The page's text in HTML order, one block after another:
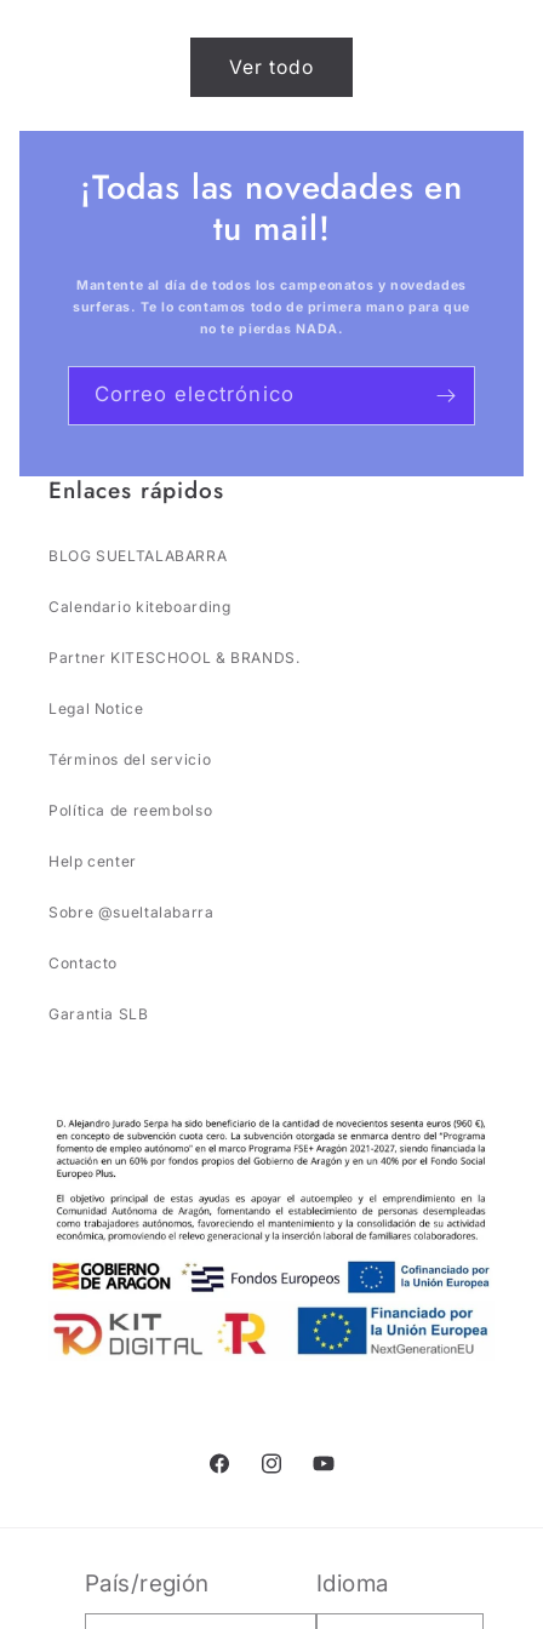
Ver todo
¡Todas las novedades en
tu mail!
Mantente al día de todos los campeonatos y novedades
surferas. Te lo contamos todo de primera mano para que
no te pierdas NADA.
Correo electrónico
Enlaces rápidos
BLOG SUELTALABARRA
Calendario kiteboarding
Partner KITESCHOOL & BRANDS.
Legal Notice
Términos del servicio
Política de reembolso
Help center
Sobre @sueltalabarra
Contacto
Garantia SLB
FacebookInstagramYouTube
País/región Idioma